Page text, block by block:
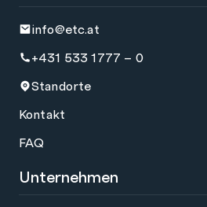
info@etc.at
+431 533 1777 – 0
Standorte
Kontakt
FAQ
Unternehmen